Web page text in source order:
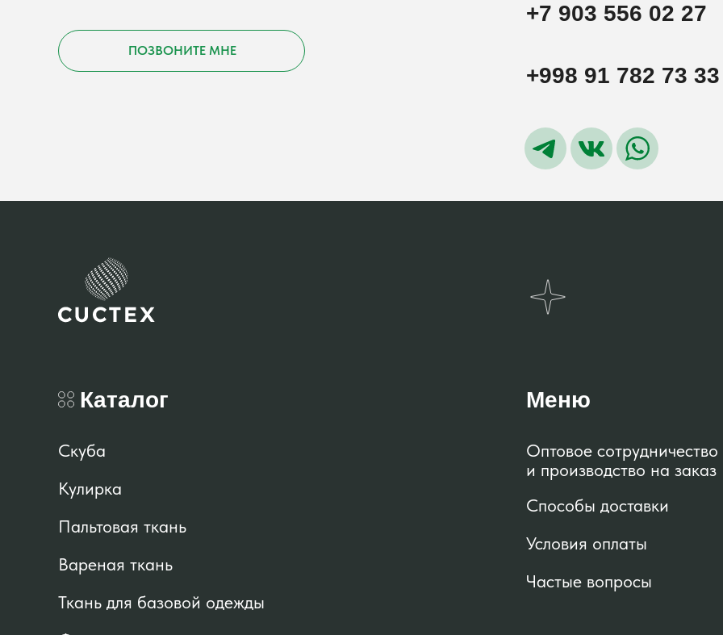
ПОЗВОНИТЕ МНЕ
+7 903 556 02 27
+998 91 782 73 33
Каталог
Скуба
Кулирка
Пальтовая ткань
Вареная ткань
Ткань для базовой одежды
Меню
Оптовое сотрудничество
и производство на заказ
Способы доставки
Условия оплаты
Частые вопросы